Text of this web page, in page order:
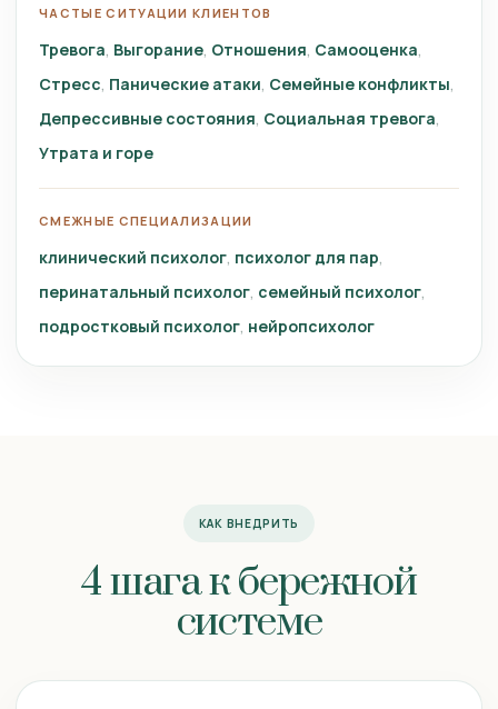
ЧАСТЫЕ СИТУАЦИИ КЛИЕНТОВ
Тревога Выгорание Отношения Самооценка
Стресс Панические атаки Семейные конфликты
Депрессивные состояния Социальная тревога
Утрата и горе
СМЕЖНЫЕ СПЕЦИАЛИЗАЦИИ
клинический психолог психолог для пар
перинатальный психолог семейный психолог
подростковый психолог нейропсихолог
КАК ВНЕДРИТЬ
4 шага к бережной
системе